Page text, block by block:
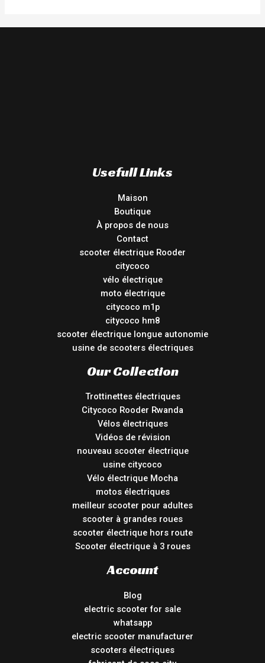
Usefull Links
Maison
Boutique
À propos de nous
Contact
scooter électrique Rooder
citycoco
vélo électrique
moto électrique
citycoco m1p
citycoco hm8
scooter électrique longue autonomie
usine de scooters électriques
Our Collection
Trottinettes électriques
Citycoco Rooder Rwanda
Vélos électriques
Vidéos de révision
nouveau scooter électrique
usine citycoco
Vélo électrique Mocha
motos électriques
meilleur scooter pour adultes
scooter à grandes roues
scooter électrique hors route
Scooter électrique à 3 roues
Account
Blog
electric scooter for sale
whatsapp
electric scooter manufacturer
scooters électriques